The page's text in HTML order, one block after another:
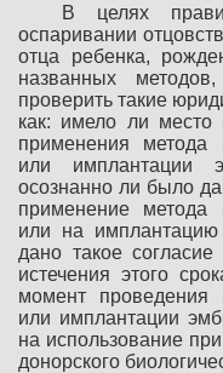
В целях
оспаривании
отца ребенка,
названных
проверить такие
как: имело ли место
применения метода
или имплантации
осознанно ли было
применение метода
или на
дано такое
истечения этого
момент проведения
или имплантации
на использование
донорского